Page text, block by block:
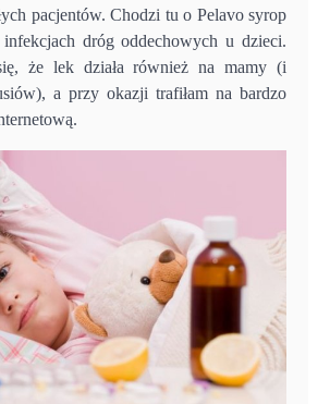
pacjentów. Chodzi tu o Pelavo syrop
dróg oddechowych u dzieci.
że lek działa również na mamy (i
a przy okazji trafiłam na bardzo